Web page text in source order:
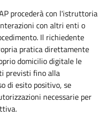
procederà con l'istruttoria
con altri enti o
Il richiedente
pratica direttamente
domicilio digitale le
previsti fino alla
di esito positivo, se
necessarie per